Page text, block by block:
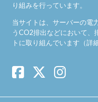
り組みを行っています。
当サイトは、サーバーの電
うCO2排出などにおいて、
トに取り組んでいます（詳